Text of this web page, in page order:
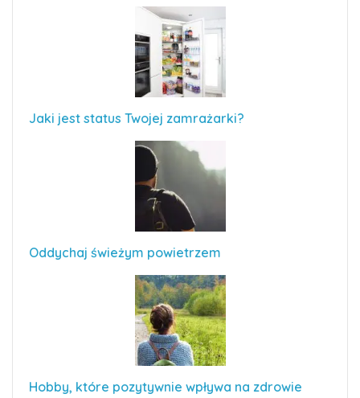
Jaki jest status Twojej zamrażarki?
Oddychaj świeżym powietrzem
Hobby, które pozytywnie wpływa na zdrowie